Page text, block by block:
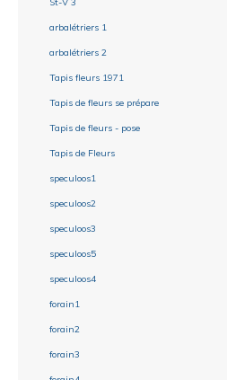
arbalétriers 1
arbalétriers 2
Tapis fleurs 1971
Tapis de fleurs se prépare
Tapis de fleurs - pose
Tapis de Fleurs
speculoos1
speculoos2
speculoos3
speculoos5
speculoos4
forain1
forain2
forain3